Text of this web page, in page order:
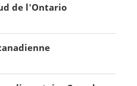
de l'Ontario